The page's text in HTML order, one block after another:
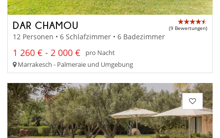
DAR CHAMOU (9 Bewertungen)
12 Personen • 6 Schlafzimmer • 6 Badezimmer
1 260 € - 2 000 €
pro Nacht
Marrakesch - Palmeraie und Umgebung